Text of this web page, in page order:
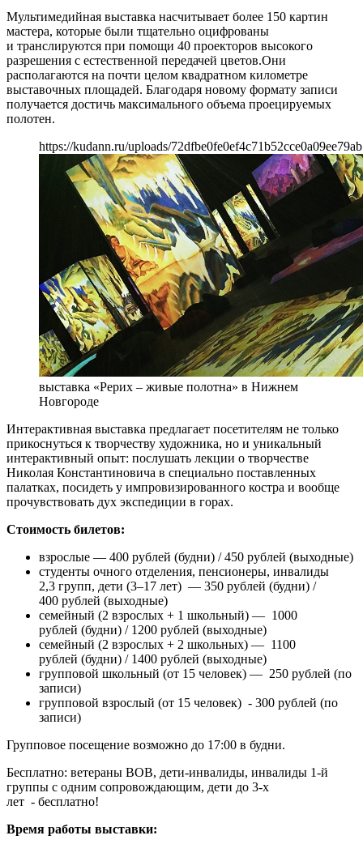
Мультимедийная выставка насчитывает более 150 картин
мастера, которые были тщательно оцифрованы
и транслируются при помощи 40 проекторов высокого
разрешения с естественной передачей цветов.Они
располагаются на почти целом квадратном километре
выставочных площадей. Благодаря новому формату записи
получается достичь максимального объема проецируемых
полотен.
https://kudann.ru/uploads/
выставка «Рерих – живые полотна» в Нижнем
Новгороде
Интерактивная выставка предлагает посетителям не только
прикоснуться к творчеству художника, но и уникальный
интерактивный опыт: послушать лекции о творчестве
Николая Константиновича в специально поставленных
палатках, посидеть у импровизированного костра и вообще
прочувствовать дух экспедиции в горах.
Стоимость билетов:
взрослые — 400 рублей (будни) / 450 рублей (выходные)
студенты очного отделения, пенсионеры, инвалиды
2,3 групп, дети (3–17 лет) — 350 рублей (будни) /
400 рублей (выходные)
семейный (2 взрослых + 1 школьный) — 1000
рублей (будни) / 1200 рублей (выходные)
семейный (2 взрослых + 2 школьных) — 1100
рублей (будни) / 1400 рублей (выходные)
групповой школьный (от 15 человек) — 250 рублей (по
записи)
групповой взрослый (от 15 человек) - 300 рублей (по
записи)
Групповое посещение возможно до 17:00 в будни.
Бесплатно: ветераны ВОВ, дети-инвалиды, инвалиды 1-й
группы с одним сопровождающим, дети до 3-х
лет - бесплатно!
Время работы выставки: